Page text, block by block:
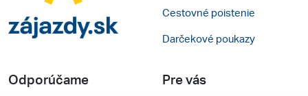
Cestovné poistenie
Darčekové poukazy
Odporúčame Pre vás